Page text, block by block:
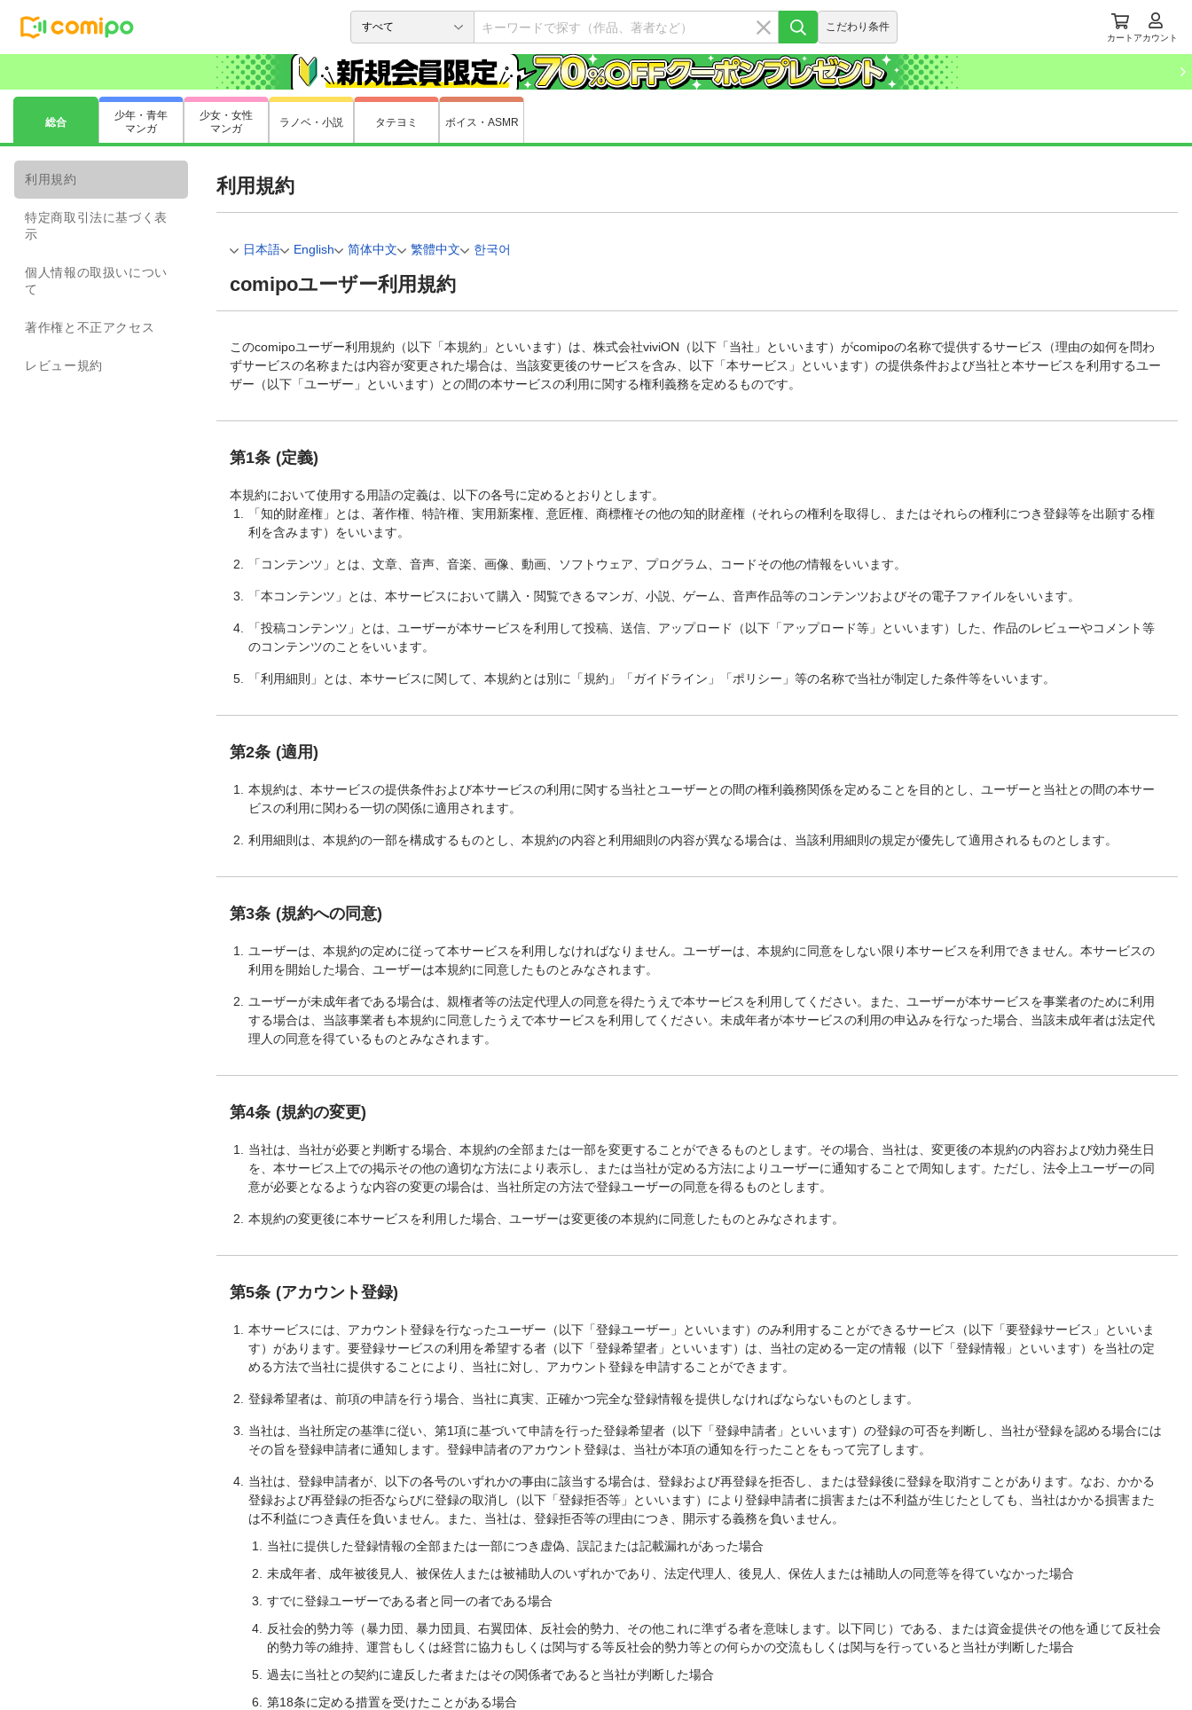
こだわり条件
カート アカウント
総合
少年・青年
マンガ
少女・女性
マンガ
ラノベ・小説 タテヨミ ボイス・ASMR
利用規約
特定商取引法に基づく表
示
個人情報の取扱いについ
て
著作権と不正アクセス
レビュー規約
利用規約
日本語 English 简体中文 繁體中文 한국어
comipoユーザー利用規約
このcomipoユーザー利用規約（以下「本規約」といいます）は、株式会社viviON（以下「当社」といいます）がcomipoの名称で提供するサービス（理由の如何を問わ
ずサービスの名称または内容が変更された場合は、当該変更後のサービスを含み、以下「本サービス」といいます）の提供条件および当社と本サービスを利用するユー
ザー（以下「ユーザー」といいます）との間の本サービスの利用に関する権利義務を定めるものです。
第1条 (定義)
本規約において使用する用語の定義は、以下の各号に定めるとおりとします。
「知的財産権」とは、著作権、特許権、実用新案権、意匠権、商標権その他の知的財産権（それらの権利を取得し、またはそれらの権利につき登録等を出願する権
利を含みます）をいいます。
「コンテンツ」とは、文章、音声、音楽、画像、動画、ソフトウェア、プログラム、コードその他の情報をいいます。
「本コンテンツ」とは、本サービスにおいて購入・閲覧できるマンガ、小説、ゲーム、音声作品等のコンテンツおよびその電子ファイルをいいます。
「投稿コンテンツ」とは、ユーザーが本サービスを利用して投稿、送信、アップロード（以下「アップロード等」といいます）した、作品のレビューやコメント等
のコンテンツのことをいいます。
「利用細則」とは、本サービスに関して、本規約とは別に「規約」「ガイドライン」「ポリシー」等の名称で当社が制定した条件等をいいます。
第2条 (適用)
本規約は、本サービスの提供条件および本サービスの利用に関する当社とユーザーとの間の権利義務関係を定めることを目的とし、ユーザーと当社との間の本サー
ビスの利用に関わる一切の関係に適用されます。
利用細則は、本規約の一部を構成するものとし、本規約の内容と利用細則の内容が異なる場合は、当該利用細則の規定が優先して適用されるものとします。
第3条 (規約への同意)
ユーザーは、本規約の定めに従って本サービスを利用しなければなりません。ユーザーは、本規約に同意をしない限り本サービスを利用できません。本サービスの
利用を開始した場合、ユーザーは本規約に同意したものとみなされます。
ユーザーが未成年者である場合は、親権者等の法定代理人の同意を得たうえで本サービスを利用してください。また、ユーザーが本サービスを事業者のために利用
する場合は、当該事業者も本規約に同意したうえで本サービスを利用してください。未成年者が本サービスの利用の申込みを行なった場合、当該未成年者は法定代
理人の同意を得ているものとみなされます。
第4条 (規約の変更)
当社は、当社が必要と判断する場合、本規約の全部または一部を変更することができるものとします。その場合、当社は、変更後の本規約の内容および効力発生日
を、本サービス上での掲示その他の適切な方法により表示し、または当社が定める方法によりユーザーに通知することで周知します。ただし、法令上ユーザーの同
意が必要となるような内容の変更の場合は、当社所定の方法で登録ユーザーの同意を得るものとします。
本規約の変更後に本サービスを利用した場合、ユーザーは変更後の本規約に同意したものとみなされます。
第5条 (アカウント登録)
本サービスには、アカウント登録を行なったユーザー（以下「登録ユーザー」といいます）のみ利用することができるサービス（以下「要登録サービス」といいま
す）があります。要登録サービスの利用を希望する者（以下「登録希望者」といいます）は、当社の定める一定の情報（以下「登録情報」といいます）を当社の定
める方法で当社に提供することにより、当社に対し、アカウント登録を申請することができます。
登録希望者は、前項の申請を行う場合、当社に真実、正確かつ完全な登録情報を提供しなければならないものとします。
当社は、当社所定の基準に従い、第1項に基づいて申請を行った登録希望者（以下「登録申請者」といいます）の登録の可否を判断し、当社が登録を認める場合には
その旨を登録申請者に通知します。登録申請者のアカウント登録は、当社が本項の通知を行ったことをもって完了します。
当社は、登録申請者が、以下の各号のいずれかの事由に該当する場合は、登録および再登録を拒否し、または登録後に登録を取消すことがあります。なお、かかる
登録および再登録の拒否ならびに登録の取消し（以下「登録拒否等」といいます）により登録申請者に損害または不利益が生じたとしても、当社はかかる損害また
は不利益につき責任を負いません。また、当社は、登録拒否等の理由につき、開示する義務を負いません。
当社に提供した登録情報の全部または一部につき虚偽、誤記または記載漏れがあった場合
未成年者、成年被後見人、被保佐人または被補助人のいずれかであり、法定代理人、後見人、保佐人または補助人の同意等を得ていなかった場合
すでに登録ユーザーである者と同一の者である場合
反社会的勢力等（暴力団、暴力団員、右翼団体、反社会的勢力、その他これに準ずる者を意味します。以下同じ）である、または資金提供その他を通じて反社会
的勢力等の維持、運営もしくは経営に協力もしくは関与する等反社会的勢力等との何らかの交流もしくは関与を行っていると当社が判断した場合
過去に当社との契約に違反した者またはその関係者であると当社が判断した場合
第18条に定める措置を受けたことがある場合